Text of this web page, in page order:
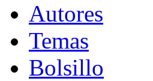
Autores
Temas
Bolsillo